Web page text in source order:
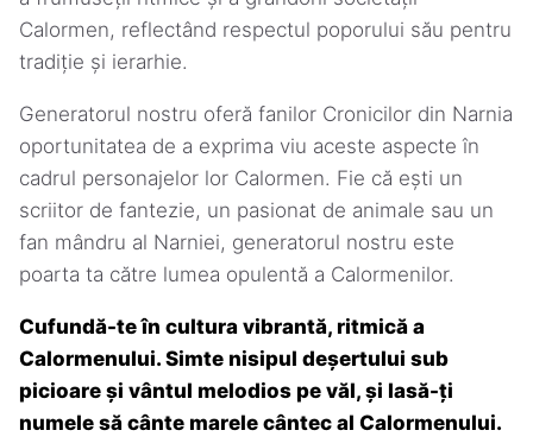
Calormen, reflectând respectul poporului său pentru
tradiție și ierarhie.
Generatorul nostru oferă fanilor Cronicilor din Narnia
oportunitatea de a exprima viu aceste aspecte în
cadrul personajelor lor Calormen. Fie că ești un
scriitor de fantezie, un pasionat de animale sau un
fan mândru al Narniei, generatorul nostru este
poarta ta către lumea opulentă a Calormenilor.
Cufundă-te în cultura vibrantă, ritmică a
Calormenului. Simte nisipul deșertului sub
picioare și vântul melodios pe văl, și lasă-ți
numele să cânte marele cântec al Calormenului.